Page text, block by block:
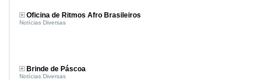
Oficina de Ritmos Afro Brasileiros
Notícias Diversas
Brinde de Páscoa
Notícias Diversas